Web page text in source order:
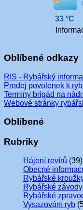
33 °C
Oblíbené odkazy
RIS - Rybářský
Prodej povolenek k
Termíny brigád na
Webové stránky
Oblíbené
Rubriky
Hájení revírů (39)
Obecné
Rybářské
Rybářské závody
Rybářské
Vysazování ryb